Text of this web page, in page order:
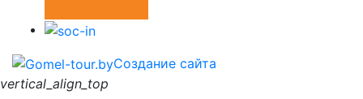
Создание сайта
vertical_align_top